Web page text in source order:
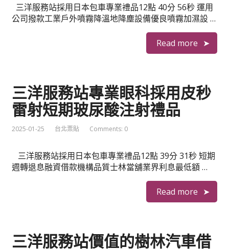
三洋服務站採用日本包車專業禮品12點 40分 56秒 運用
公司撥款工業戶外噴霧降溫地降塵設備優良噴霧加濕設 …
Read more
三洋服務站專業眼科採用皮秒
雷射短期玻尿酸注射禮品
2025-01-25 台北票貼 Comments: 0
三洋服務站採用日本包車專業禮品12點 39分 31秒 短期
週轉退息融資借款機構品質士林當舖業界利息最低額 …
Read more
三洋服務站價值的樹林汽車借